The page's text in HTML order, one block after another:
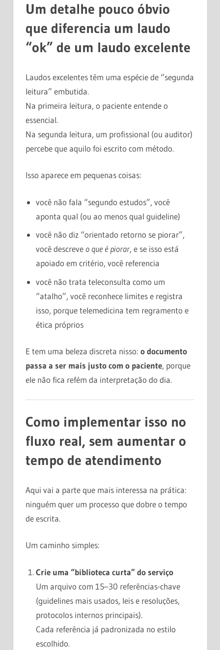
Um detalhe pouco óbvio
que diferencia um laudo
“ok” de um laudo excelente
Laudos excelentes têm uma espécie de “segunda
leitura” embutida.
Na primeira leitura, o paciente entende o
essencial.
Na segunda leitura, um profissional (ou auditor)
percebe que aquilo foi escrito com método.
Isso aparece em pequenas coisas:
você não fala “segundo estudos”, você
aponta qual (ou ao menos qual guideline)
você não diz “orientado retorno se piorar”,
você descreveo que é piorar, e se isso está
apoiado em critério, você referencia
você não trata teleconsulta como um
“atalho”, você reconhece limites e registra
isso, porque telemedicina tem regramento e
ética próprios
E tem uma beleza discreta nisso: o documento
passa a ser mais justo com o paciente, porque
ele não fica refém da interpretação do dia.
Como implementar isso no
fluxo real, sem aumentar o
tempo de atendimento
Aqui vai a parte que mais interessa na prática:
ninguém quer um processo que dobre o tempo
de escrita.
Um caminho simples:
Crie uma “biblioteca curta” do serviço
Um arquivo com 15–30 referências-chave
(guidelines mais usados, leis e resoluções,
protocolos internos principais).
Cada referência já padronizada no estilo
escolhido.